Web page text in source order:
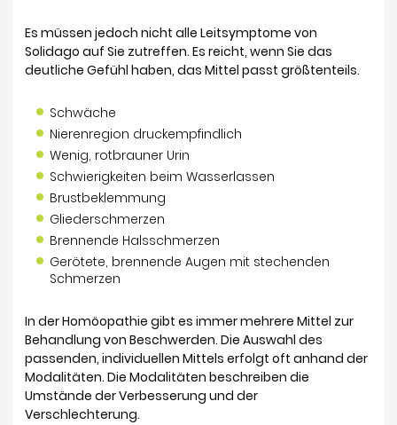
Es müssen jedoch nicht alle Leitsymptome von
Solidago auf Sie zutreffen. Es reicht, wenn Sie das
deutliche Gefühl haben, das Mittel passt größtenteils.
Schwäche
Nierenregion druckempfindlich
Wenig, rotbrauner Urin
Schwierigkeiten beim Wasserlassen
Brustbeklemmung
Gliederschmerzen
Brennende Halsschmerzen
Gerötete, brennende Augen mit stechenden
Schmerzen
In der Homöopathie gibt es immer mehrere Mittel zur
Behandlung von Beschwerden. Die Auswahl des
passenden, individuellen Mittels erfolgt oft anhand der
Modalitäten. Die Modalitäten beschreiben die
Umstände der Verbesserung und der
Verschlechterung.